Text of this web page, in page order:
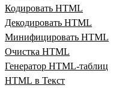
Кодировать HTML
Декодировать HTML
Минифицировать HTML
Очистка HTML
Генератор HTML‑таблиц
HTML в Текст